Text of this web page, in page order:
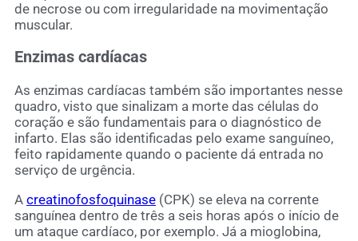
de necrose ou com irregularidade na movimentação
muscular.
Enzimas cardíacas
As enzimas cardíacas também são importantes nesse
quadro, visto que sinalizam a morte das células do
coração e são fundamentais para o diagnóstico de
infarto. Elas são identificadas pelo exame sanguíneo,
feito rapidamente quando o paciente dá entrada no
serviço de urgência.
A creatinofosfoquinase (CPK) se eleva na corrente
sanguínea dentro de três a seis horas após o início de
um ataque cardíaco, por exemplo. Já a mioglobina,